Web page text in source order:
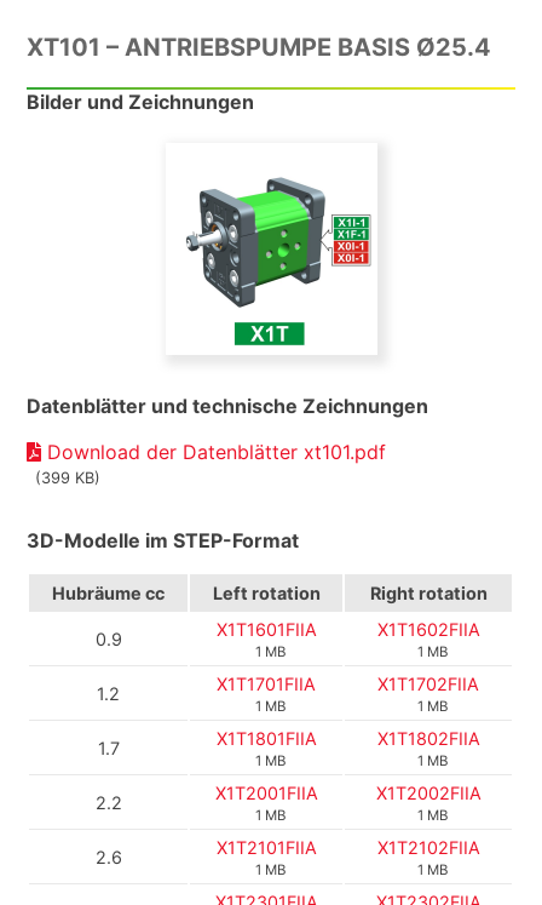
XT101 – ANTRIEBSPUMPE BASIS Ø25.4
Bilder und Zeichnungen
Datenblätter und technische Zeichnungen
Download der Datenblätter xt101.pdf
(399 KB)
3D-Modelle im STEP-Format
Hubräume cc Left rotation Right rotation
0.9 X1T1601FIIA
1 MB
X1T1602FIIA
1 MB
1.2 X1T1701FIIA
1 MB
X1T1702FIIA
1 MB
1.7 X1T1801FIIA
1 MB
X1T1802FIIA
1 MB
2.2 X1T2001FIIA
1 MB
X1T2002FIIA
1 MB
2.6 X1T2101FIIA
1 MB
X1T2102FIIA
1 MB